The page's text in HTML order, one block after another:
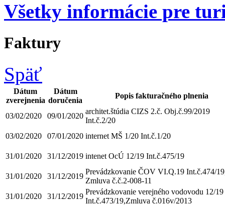
Všetky informácie pre
Faktury
Späť
Dátum
zverejnenia
Dátum
doručenia
Popis fakturačného plnenia
03/02/2020 09/01/2020
architet.štúdia CIZS 2.č. Obj.č.99/2019
Int.č.2/20
03/02/2020
07/01/2020 internet MŠ 1/20 Int.č.1/20
31/01/2020 31/12/2019 intenet OcÚ 12/19 Int.č.475/19
31/01/2020 31/12/2019
Prevádzkovanie ČOV VI.Q.19 Int.č.474/
Zmluva č.č.2-008-11
31/01/2020
31/12/2019
Prevádzkovanie verejného vodovodu 12/19
Int.č.473/19,Zmluva č.016v/2013